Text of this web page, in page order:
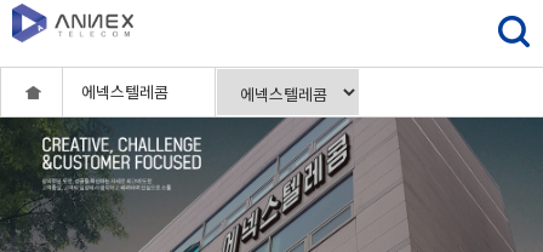
에넥스텔레콤